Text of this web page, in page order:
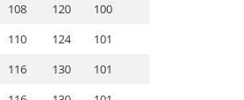
108 120
100
110 124
101
116 130
101